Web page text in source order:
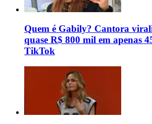
Quem é Gabily? Cantora
quase R$ 800 mil em apenas
TikTok